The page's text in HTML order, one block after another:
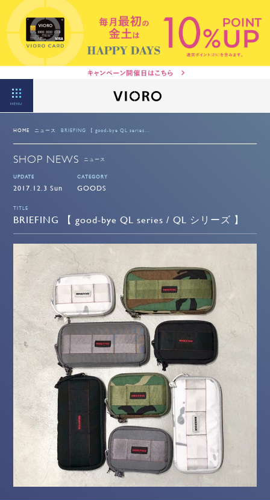
MENU
HOME ニュース BRIEFING 【 good-bye QL series...
SHOP NEWS ニュース
UPDATE
2017.12.3 Sun
CATEGORY
GOODS
TITLE
BRIEFING 【 good-bye QL series / QL シリーズ 】